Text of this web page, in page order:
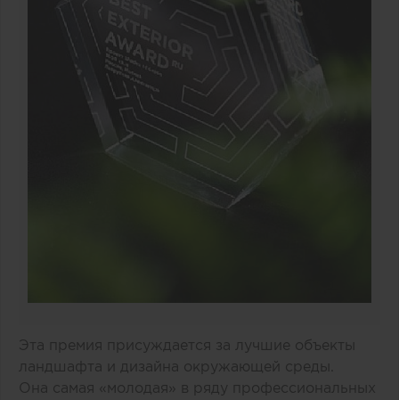
Эта премия присуждается за лучшие объекты
ландшафта и дизайна окружающей среды.
Она самая «молодая» в ряду профессиональных